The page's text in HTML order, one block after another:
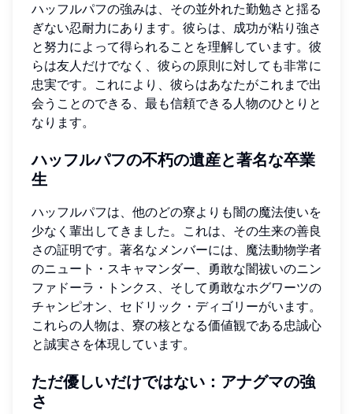
ハッフルパフの強みは、その並外れた勤勉さと揺る
ぎない忍耐力にあります。彼らは、成功が粘り強さ
と努力によって得られることを理解しています。彼
らは友人だけでなく、彼らの原則に対しても非常に
忠実です。これにより、彼らはあなたがこれまで出
会うことのできる、最も信頼できる人物のひとりと
なります。
ハッフルパフの不朽の遺産と著名な卒業
生
ハッフルパフは、他のどの寮よりも闇の魔法使いを
少なく輩出してきました。これは、その生来の善良
さの証明です。著名なメンバーには、魔法動物学者
のニュート・スキャマンダー、勇敢な闇祓いのニン
ファドーラ・トンクス、そして勇敢なホグワーツの
チャンピオン、セドリック・ディゴリーがいます。
これらの人物は、寮の核となる価値観である忠誠心
と誠実さを体現しています。
ただ優しいだけではない：アナグマの強
さ